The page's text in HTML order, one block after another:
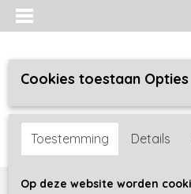
Inloggen Registreren
Home >Jongens baby>broeken>
Cookies toestaan Opties
Toestemming Details
Op deze website worden